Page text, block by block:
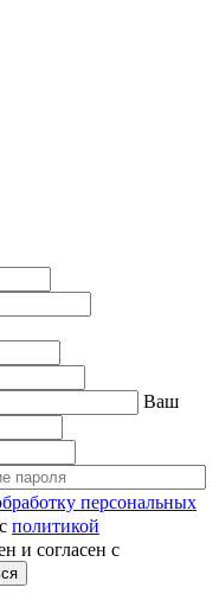
Ваш
персональных
политикой
и согласен с